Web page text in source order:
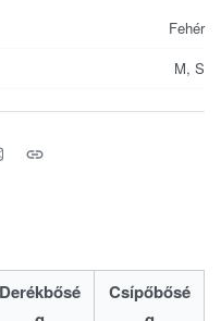
Fehér
M, S
Derékbősé
Csípőbősé